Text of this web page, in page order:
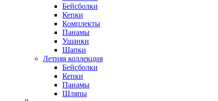
Бейсболки
Кепки
Комплекты
Панамы
Ушанки
Шапки
Летняя коллекция
Бейсболки
Кепки
Панамы
Шляпы